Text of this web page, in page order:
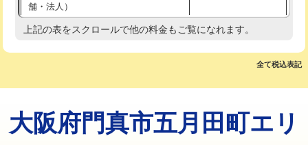
排水管工事（追加 排水管工事/3ｍ超
え）
マス交換（土の掘削・埋め戻し作業） 11,000円~
マス交換（深さ50㎝以上） 66,000円
コンクリート斫り（厚さ10㎝まで）
舗・法人）
高度高圧洗浄換 現地調査
トーラー機使用/3mまで 33,000円
追加トーラー機使用/3m超え +3,300円
上記の表をスクロールで他の料金もご覧になれます。
全て税込表記
大阪府門真市五月田町エリ